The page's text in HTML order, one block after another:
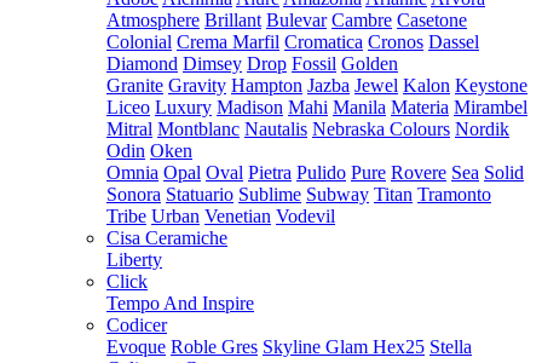
Atmosphere Brillant Bulevar Cambre Casetone
Colonial Crema Marfil Cromatica Cronos Dassel
Diamond Dimsey Drop Fossil Golden
Granite Gravity Hampton Jazba Jewel Kalon Keystone
Liceo Luxury Madison Mahi Manila Materia Mirambel
Mitral Montblanc Nautalis Nebraska Colours Nordik
Odin Oken
Omnia Opal Oval Pietra Pulido Pure Rovere Sea Solid
Sonora Statuario Sublime Subway Titan Tramonto
Tribe Urban Venetian Vodevil
Cisa Ceramiche
Liberty
Click
Tempo And Inspire
Codicer
Evoque Roble Gres Skyline Glam Hex25 Stella